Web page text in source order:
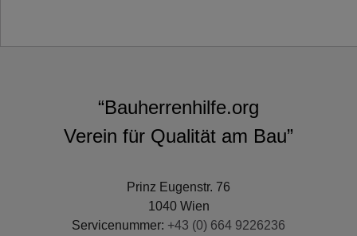
“Bauherrenhilfe.org
Verein für Qualität am Bau”
Prinz Eugenstr. 76
1040 Wien
Servicenummer: +43 (0) 664 9226236